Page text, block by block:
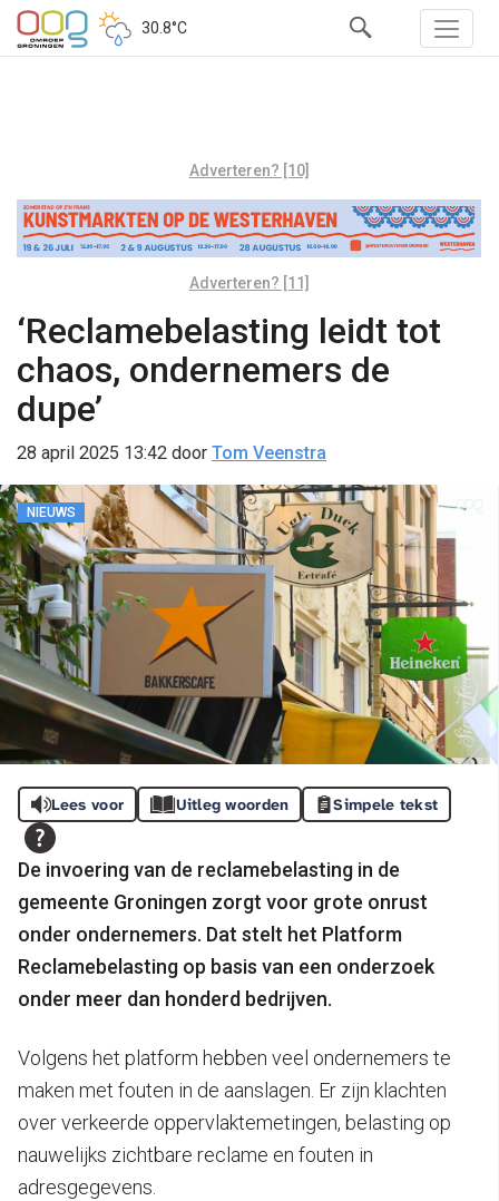
30.8°C
Adverteren? [10]
Adverteren? [11]
‘Reclamebelasting leidt tot
chaos, ondernemers de
dupe’
28 april 2025 13:42 door Tom Veenstra
NIEUWS
Lees voor Uitleg woorden Simpele tekst
De invoering van de reclamebelasting in de
gemeente Groningen zorgt voor grote onrust
onder ondernemers. Dat stelt het Platform
Reclamebelasting op basis van een onderzoek
onder meer dan honderd bedrijven.
Volgens het platform hebben veel ondernemers te
maken met fouten in de aanslagen. Er zijn klachten
over verkeerde oppervlaktemetingen, belasting op
nauwelijks zichtbare reclame en fouten in
adresgegevens.